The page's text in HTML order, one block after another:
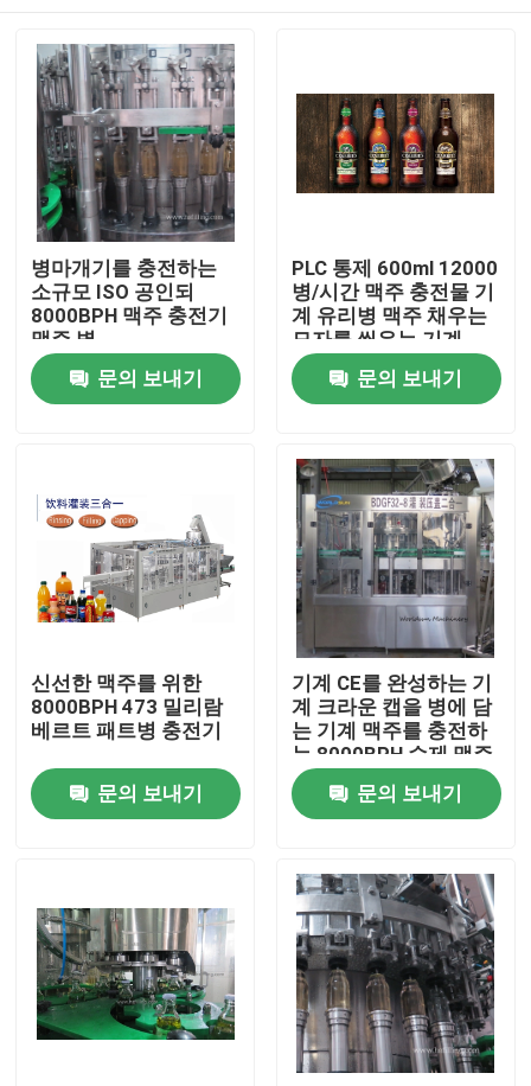
홈
제품 소개
주스 충전물 기계
자동 오일 충전기
케첩 충전물 기계
소다수 충전물 기계
병마개기를 충전하는
소규모 ISO 공인되
8000BPH 맥주 충전기
맥주 병
문의 보내기
PLC 통제 600ml 12000
병/시간 맥주 충전물 기
계 유리병 맥주 채우는
모자를 씌우는 기계
문의 보내기
신선한 맥주를 위한
8000BPH 473 밀리람
베르트 패트병 충전기
문의 보내기
기계 CE를 완성하는 기
계 크라운 캡을 병에 담
는 기계 맥주를 충전하
는 8000BPH 수제 맥주
문의 보내기